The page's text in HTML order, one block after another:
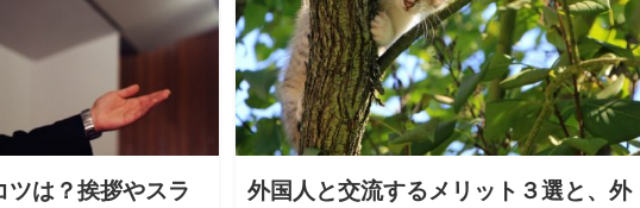
は？挨拶やスラ
外国人と交流するメリット３選と、外